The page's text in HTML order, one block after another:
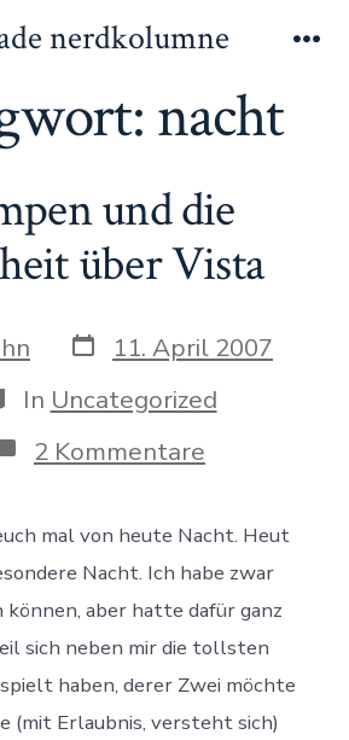
nerdkolumne
nacht
und die
über Vista
Datum
des
Beitrags
11. April 2007
In Uncategorized
2 Kommentare
Klumpen
die
Wahrheit
über
Vista
mal von heute Nacht. Heut
Nacht. Ich habe zwar
aber hatte dafür ganz
sich neben mir die tollsten
haben, derer Zwei möchte
(mit Erlaubnis, versteht sich)